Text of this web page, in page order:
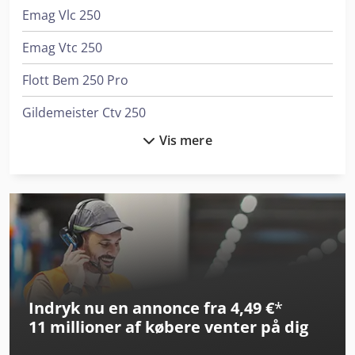
Emag Vlc 250
Emag Vtc 250
Flott Bem 250 Pro
Gildemeister Ctv 250
Kaltenbach Kks 400 H
Kaltenbach Kks 450 E
Kaltenbach Tl 250
Kaltenbach Tl 350
Kami Bkm 3035Vs
Vis mere
Indryk nu en annonce fra 4,49 €*
11 millioner af købere venter på dig